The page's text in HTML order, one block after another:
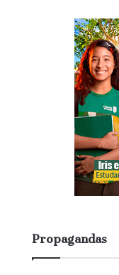
Propagandas